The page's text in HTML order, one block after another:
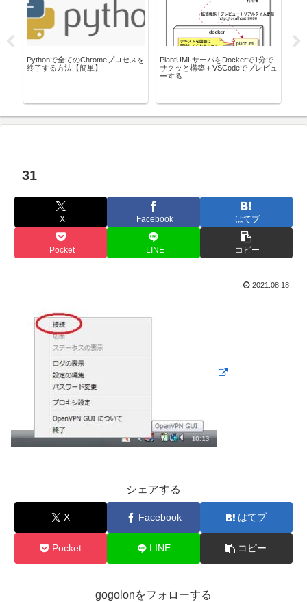
Pythonで全てのChromeプロセスを
終了する方法【簡単】
PlantUMLサーバをDockerで1分で
サクッと構築＋VSCodeでプレビュ
ーする
31
X Facebook はてブ
Pocket LINE コピー
2021.08.18
シェアする
X Facebook はてブ
Pocket LINE コピー
gogolonをフォローする